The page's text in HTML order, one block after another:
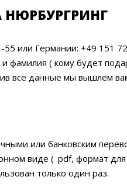
55 или Германии: +49 151
( кому будет
все данные мы вышлем
или банковским
виде ( .pdf, формат
только один раз.